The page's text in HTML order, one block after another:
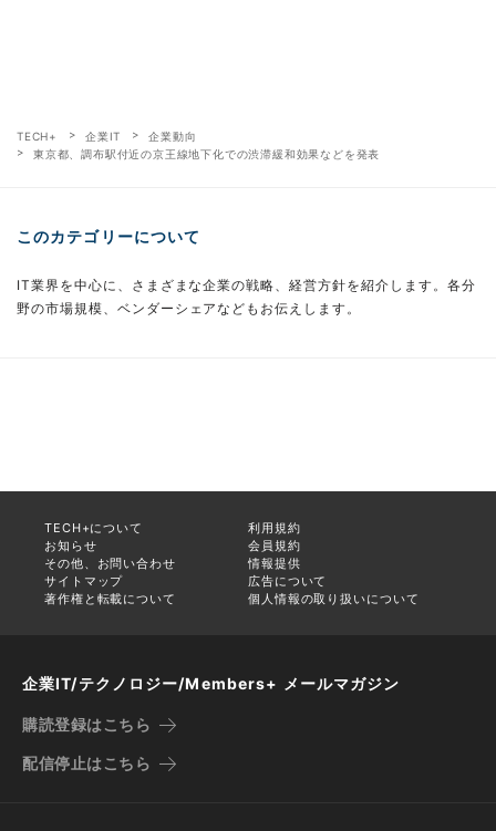
TECH+ 企業IT
企業動向
東京都、調布駅付近の京王線地下化での渋滞緩和効果などを発表
このカテゴリーについて
IT業界を中心に、さまざまな企業の戦略、経営方針を紹介します。各分
野の市場規模、ベンダーシェアなどもお伝えします。
TECH+について
利用規約
お知らせ
会員規約
その他、お問い合わせ
情報提供
サイトマップ
広告について
著作権と転載について
個人情報の取り扱いについて
企業IT/テクノロジー/Members+ メールマガジン
購読登録はこちら
配信停止はこちら